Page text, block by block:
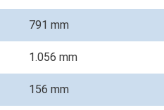
791 mm
1.056 mm
156 mm